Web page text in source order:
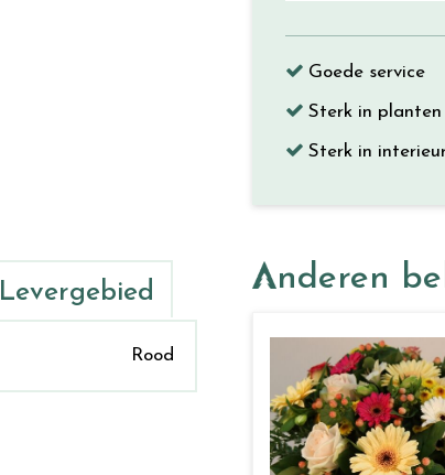
Goede service
Sterk in planten
Sterk in
Levergebied
Rood
Anderen